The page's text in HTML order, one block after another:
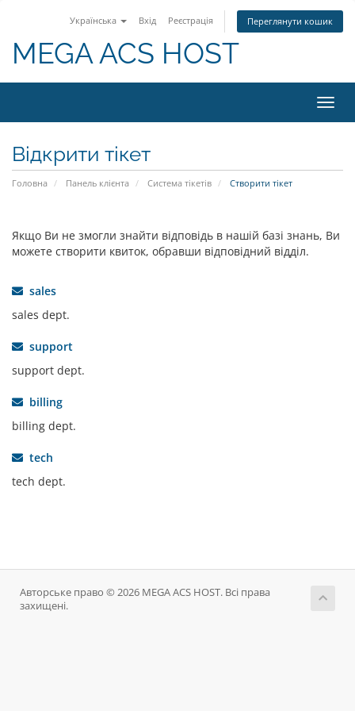
Українська Вхід Реєстрація Переглянути кошик
MEGA ACS HOST
Відкрити тікет
Головна Панель клієнта Система тікетів Створити тікет
Якщо Ви не змогли знайти відповідь в нашій базі знань, Ви
можете створити квиток, обравши відповідний відділ.
sales
sales dept.
support
support dept.
billing
billing dept.
tech
tech dept.
Авторське право © 2026 MEGA ACS HOST. Всі права
захищені.